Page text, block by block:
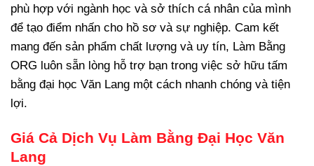
phù hợp với ngành học và sở thích cá nhân của mình
để tạo điểm nhấn cho hồ sơ và sự nghiệp. Cam kết
mang đến sản phẩm chất lượng và uy tín, Làm Bằng
ORG luôn sẵn lòng hỗ trợ bạn trong việc sở hữu tấm
bằng đại học Văn Lang một cách nhanh chóng và tiện
lợi.
Giá Cả Dịch Vụ Làm Bằng Đại Học Văn
Lang